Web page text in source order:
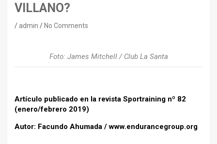
VILLANO?
admin No Comments
Foto: James Mitchell / Club La Santa
Artículo publicado en la revista Sportraining nº 82
(enero/febrero 2019)
Autor: Facundo Ahumada /www.endurancegroup.org